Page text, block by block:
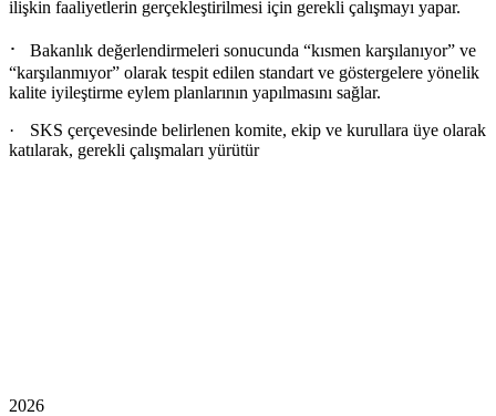
ilişkin faaliyetlerin gerçekleştirilmesi için gerekli çalışmayı yapar.
·
Bakanlık değerlendirmeleri sonucunda “kısmen karşılanıyor” ve
“karşılanmıyor” olarak tespit edilen standart ve göstergelere yönelik
kalite iyileştirme eylem planlarının yapılmasını sağlar.
·
SKS çerçevesinde belirlenen komite, ekip ve kurullara üye olarak
katılarak, gerekli çalışmaları yürütür
2026